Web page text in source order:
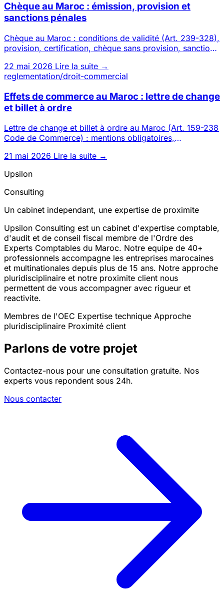
Chèque au Maroc : émission, provision et
sanctions pénales
Chèque au Maroc : conditions de validité (Art. 239-328),
provision, certification, chèque sans provision, sanctions
22 mai 2026 Lire la suite →
reglementation/droit-commercial
Effets de commerce au Maroc : lettre de change
et billet à ordre
Lettre de change et billet à ordre au Maroc (Art. 159-238
Code de Commerce) : mentions obligatoires,
21 mai 2026 Lire la suite →
Upsilon
Consulting
Un cabinet independant, une expertise de proximite
Upsilon Consulting est un cabinet d'expertise comptable,
d'audit et de conseil fiscal membre de l'Ordre des
Experts Comptables du Maroc. Notre equipe de 40+
professionnels accompagne les entreprises marocaines
et multinationales depuis plus de 15 ans. Notre approche
pluridisciplinaire et notre proximite client nous
permettent de vous accompagner avec rigueur et
reactivite.
Membres de l'OEC Expertise technique Approche
pluridisciplinaire Proximité client
Parlons de votre projet
Contactez-nous pour une consultation gratuite. Nos
experts vous repondent sous 24h.
Nous contacter